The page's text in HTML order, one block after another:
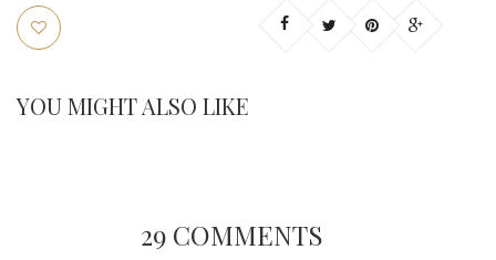
YOU MIGHT ALSO LIKE
29 COMMENTS